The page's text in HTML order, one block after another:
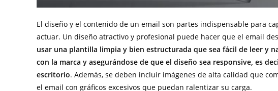
El diseño y el contenido de un email son partes indispensable para
actuar. Un diseño atractivo y profesional puede hacer que el email
usar una plantilla limpia y bien estructurada que sea fácil de leer y
con la marca y asegurándose de que el diseño sea responsive, es
escritorio. Además, se deben incluir imágenes de alta calidad que
el email con gráficos excesivos que puedan ralentizar su carga.